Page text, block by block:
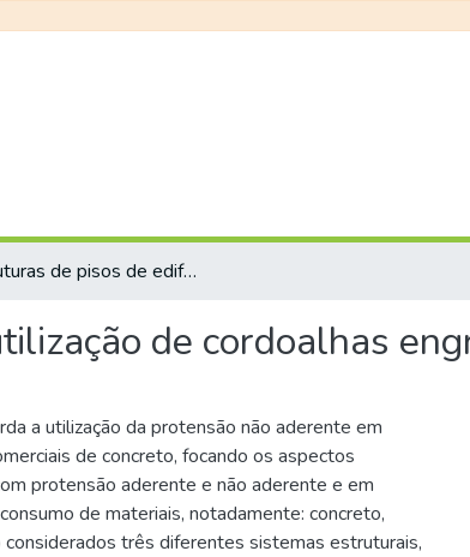
Estruturas de pisos de edifícios com a utilização de cordoalhas engraxadas
de cordoalhas
a utilização da protensão não aderente em
de concreto, focando os aspectos
protensão aderente e não aderente e em
de materiais, notadamente: concreto,
considerados três diferentes sistemas estruturais,